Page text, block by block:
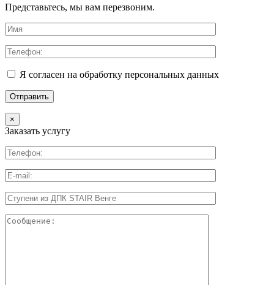
Представьтесь, мы вам перезвоним.
Я согласен на обработку персональных данных
×
Заказать услугу